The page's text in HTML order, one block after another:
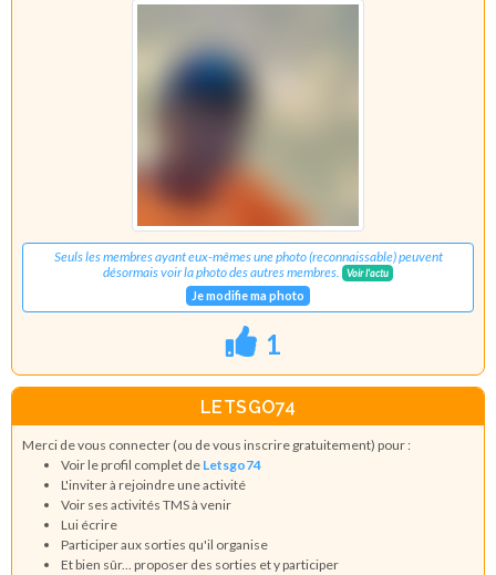
Seuls les membres ayant eux-mêmes une photo (reconnaissable) peuvent
désormais voir la photo des autres membres.
Voir l'actu
Je modifie ma photo
1
LETSGO74
Merci de vous connecter (ou de vous inscrire gratuitement) pour :
Voir le profil complet de Letsgo74
L'inviter à rejoindre une activité
Voir ses activités TMS à venir
Lui écrire
Participer aux sorties qu'il organise
Et bien sûr... proposer des sorties et y participer